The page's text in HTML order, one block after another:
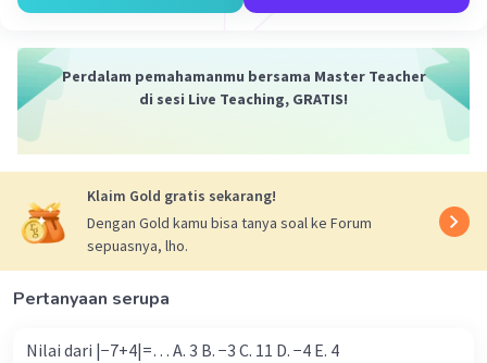
Perdalam pemahamanmu bersama Master Teacher
di sesi Live Teaching, GRATIS!
Klaim Gold gratis sekarang!
Dengan Gold kamu bisa tanya soal ke Forum
sepuasnya, lho.
Pertanyaan serupa
Nilai dari |−7+4|=… A. 3 B. −3 C. 11 D. −4 E. 4